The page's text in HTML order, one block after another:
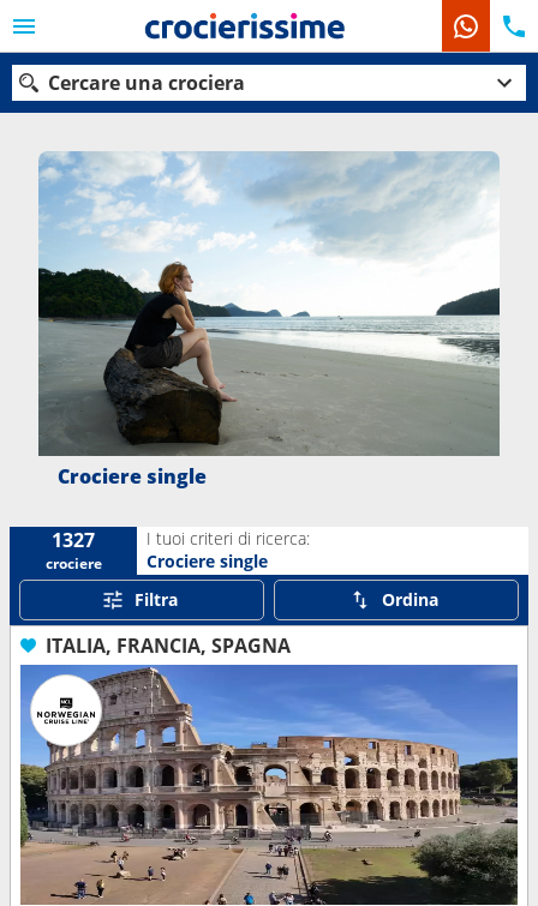
Cercare una crociera
Le nostre destinazioni
Mesi di partenza
Porti Compagnie
Ricerca
Crociere single
1327
crociere
I tuoi criteri di ricerca:
Crociere single
Filtra
Ordina
ITALIA, FRANCIA, SPAGNA